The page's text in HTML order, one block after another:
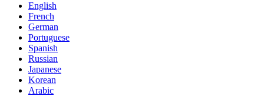
English
French
German
Portuguese
Spanish
Russian
Japanese
Korean
Arabic